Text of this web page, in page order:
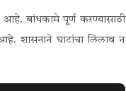
बांधकामे पूर्ण करण्यासाठी
शासनाने घाटांचा लिलाव न